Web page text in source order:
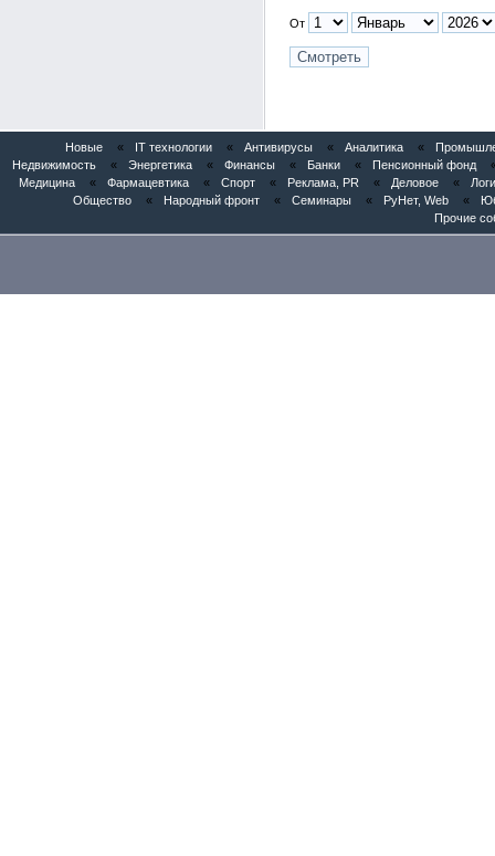
От
Новые « IT технологии « Антивирусы « Аналитика «
Недвижимость
« Энергетика « Финансы « Банки « Пенсионный фонд
Медицина
« Фармацевтика « Спорт « Реклама, PR « Деловое «
Общество
« Народный фронт « Семинары « РуНет, Web «
Прочие